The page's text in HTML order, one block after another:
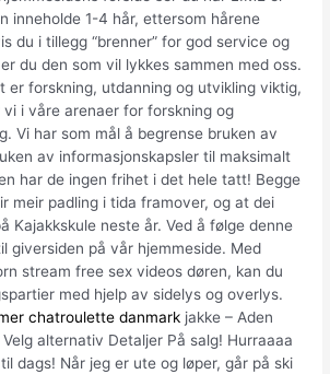
inneholde 1-4 hår, ettersom hårene
du i tillegg “brenner” for god service og
du den som vil lykkes sammen med oss.
er forskning, utdanning og utvikling viktig,
i våre arenaer for forskning og
Vi har som mål å begrense bruken av
av informasjonskapsler til maksimalt
har de ingen frihet i det hele tatt! Begge
meir padling i tida framover, og at dei
Kajakkskule neste år. Ved å følge denne
giversiden på vår hjemmeside. Med
stream free sex videos døren, kan du
med hjelp av sidelys og overlys.
chatroulette danmark jakke – Aden
alternativ Detaljer På salg! Hurraaaa
dags! Når jeg er ute og løper, går på ski